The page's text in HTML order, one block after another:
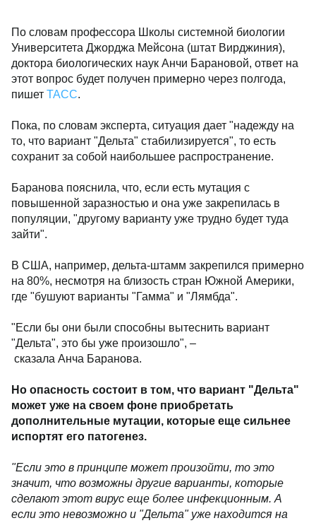
По словам профессора Школы системной биологии
Университета Джорджа Мейсона (штат Вирджиния),
доктора биологических наук Анчи Барановой, ответ на
этот вопрос будет получен примерно через полгода,
пишет ТАСС.
Пока, по словам эксперта, ситуация дает "надежду на
то, что вариант "Дельта" стабилизируется", то есть
сохранит за собой наибольшее распространение.
Баранова пояснила, что, если есть мутация с
повышенной заразностью и она уже закрепилась в
популяции, "другому варианту уже трудно будет туда
зайти".
В США, например, дельта-штамм закрепился примерно
на 80%, несмотря на близость стран Южной Америки,
где "бушуют варианты "Гамма" и "Лямбда".
"Если бы они были способны вытеснить вариант
"Дельта", это бы уже произошло", –
сказала Анча Баранова.
Но опасность состоит в том, что вариант "Дельта"
может уже на своем фоне приобретать
дополнительные мутации, которые еще сильнее
испортят его патогенез.
"Если это в принципе может произойти, то это
значит, что возможны другие варианты, которые
сделают этот вирус еще более инфекционным. А
если это невозможно и "Дельта" уже находится на